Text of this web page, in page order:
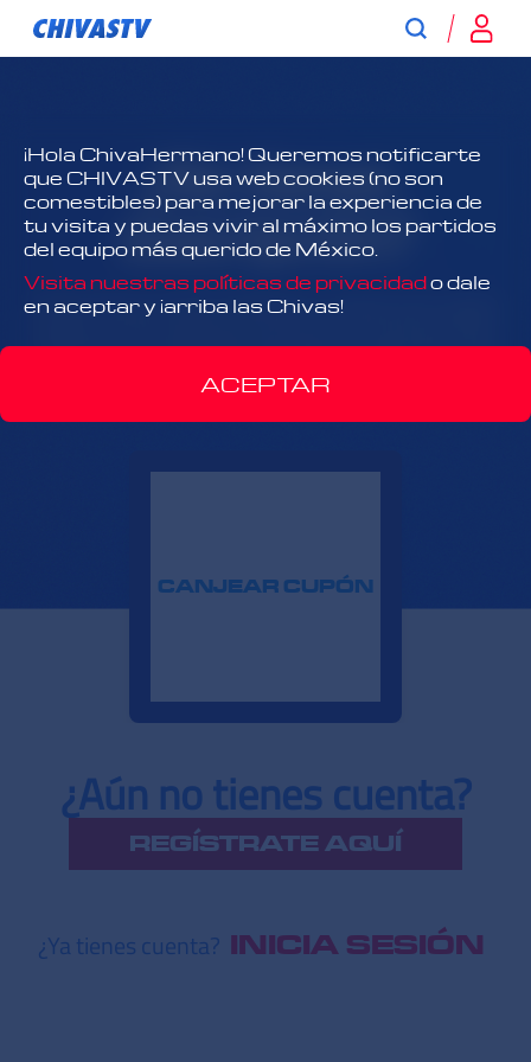
¿No tienes
suscripción?
¡Todo Chivas, todo el tiempo y antes que nadie!
Disfruta el contenido exclusivo y acércate más
que nunca al Rebaño Sagrado.
CANJEAR CUPÓN
¿Aún no tienes cuenta?
REGÍSTRATE AQUÍ
¿Ya tienes cuenta? INICIA SESIÓN
¡Hola ChivaHermano! Queremos notificarte
que CHIVASTV usa web cookies (no son
comestibles) para mejorar la experiencia de
tu visita y puedas vivir al máximo los partidos
del equipo más querido de México.
Visita nuestras políticas de privacidado dale
en aceptar y ¡arriba las Chivas!
ACEPTAR